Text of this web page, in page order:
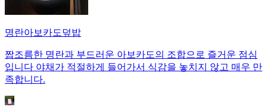
명란아보카도덮밥
짭조름한 명란과 부드러운 아보카도의 조합으로 즐거운 점심
입니다 야채가 적절하게 들어가서 식감을 놓치지 않고 매우 만
족합니다.